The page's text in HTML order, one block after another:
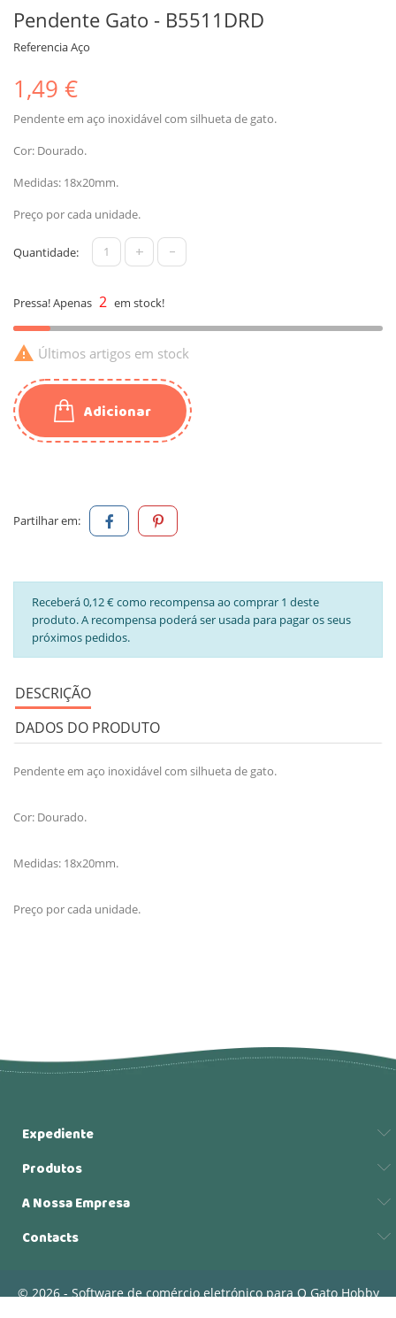
Pendente Gato - B5511DRD
ReferenciaAço
1,49 €
Pendente em aço inoxidável com silhueta de gato.
Cor: Dourado.
Medidas: 18x20mm.
Preço por cada unidade.
Quantidade: + -
Pressa! Apenas 2 em stock!
 Últimos artigos em stock
Adicionar
Partilhar em:
Receberá 0,12 € como recompensa ao comprar 1 deste
produto. A recompensa poderá ser usada para pagar os seus
próximos pedidos.
DESCRIÇÃO
DADOS DO PRODUTO
Pendente em aço inoxidável com silhueta de gato.
Cor: Dourado.
Medidas: 18x20mm.
Preço por cada unidade.
Expediente
Produtos
A Nossa Empresa
Contacts
© 2026 - Software de comércio eletrónico para O Gato Hobby